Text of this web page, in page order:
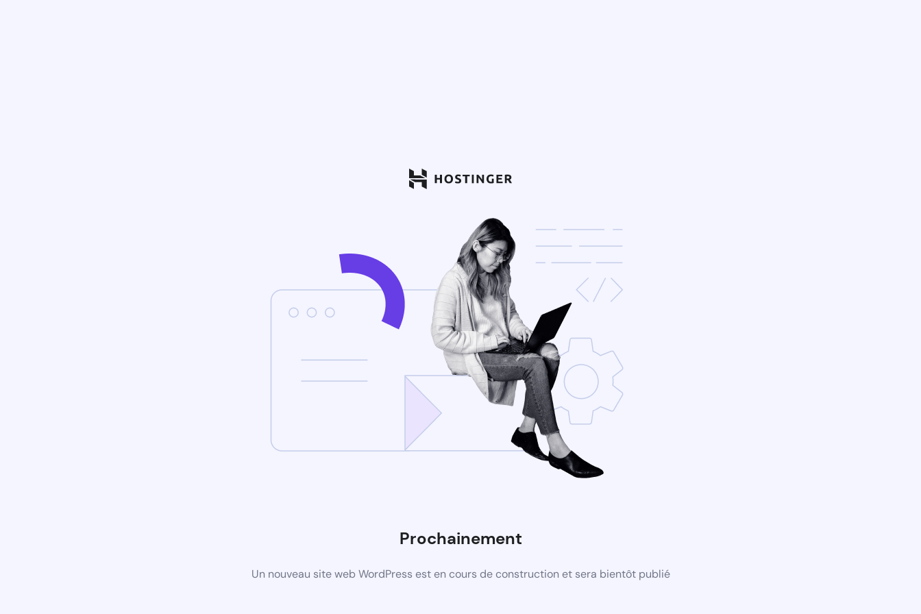
Prochainement
Un nouveau site web WordPress est en cours de construction et sera bientôt publié